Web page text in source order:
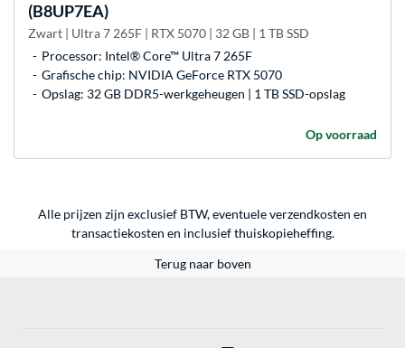
(B8UP7EA)
Zwart | Ultra 7 265F | RTX 5070 | 32 GB | 1 TB SSD
Processor: Intel® Core™ Ultra 7 265F
Grafische chip: NVIDIA GeForce RTX 5070
Opslag: 32 GB DDR5-werkgeheugen | 1 TB SSD-opslag
Op voorraad
Alle prijzen zijn exclusief BTW, eventuele verzendkosten en
transactiekosten en inclusief thuiskopieheffing.
Terug naar boven